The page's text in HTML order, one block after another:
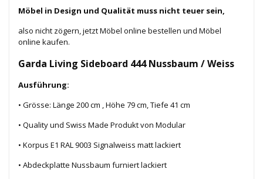
Möbel in Design und Qualität muss nicht teuer sein,
also nicht zögern, jetzt Möbel online bestellen und Möbel
online kaufen.
Garda Living Sideboard 444 Nussbaum / Weiss
Ausführung:
• Grösse: Länge 200 cm , Höhe 79 cm, Tiefe 41 cm
• Quality und Swiss Made Produkt von Modular
• Korpus E1 RAL 9003 Signalweiss matt lackiert
• Abdeckplatte Nussbaum furniert lackiert